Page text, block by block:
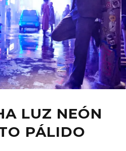
LUZ NEÓN
PÁLIDO